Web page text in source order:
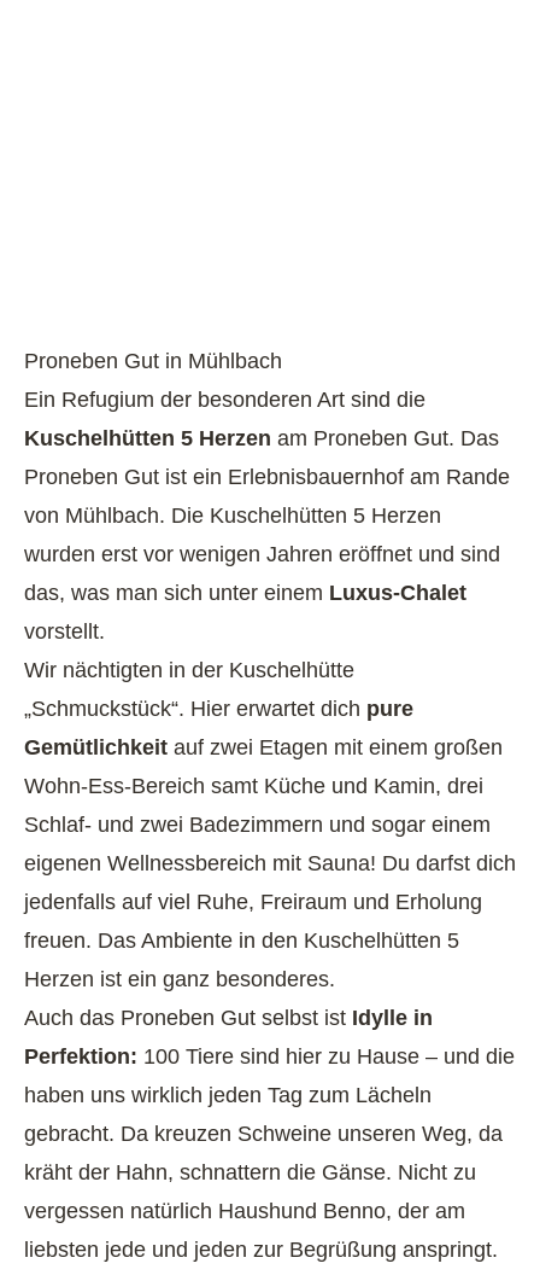
Proneben Gut in Mühlbach
Ein Refugium der besonderen Art sind die
Kuschelhütten 5 Herzen am Proneben Gut. Das
Proneben Gut ist ein Erlebnisbauernhof am Rande
von Mühlbach. Die Kuschelhütten 5 Herzen
wurden erst vor wenigen Jahren eröffnet und sind
das, was man sich unter einem Luxus-Chalet
vorstellt.
Wir nächtigten in der Kuschelhütte
„Schmuckstück“. Hier erwartet dich pure
Gemütlichkeit auf zwei Etagen mit einem großen
Wohn-Ess-Bereich samt Küche und Kamin, drei
Schlaf- und zwei Badezimmern und sogar einem
eigenen Wellnessbereich mit Sauna! Du darfst dich
jedenfalls auf viel Ruhe, Freiraum und Erholung
freuen. Das Ambiente in den Kuschelhütten 5
Herzen ist ein ganz besonderes.
Auch das Proneben Gut selbst ist Idylle in
Perfektion: 100 Tiere sind hier zu Hause – und die
haben uns wirklich jeden Tag zum Lächeln
gebracht. Da kreuzen Schweine unseren Weg, da
kräht der Hahn, schnattern die Gänse. Nicht zu
vergessen natürlich Haushund Benno, der am
liebsten jede und jeden zur Begrüßung anspringt.